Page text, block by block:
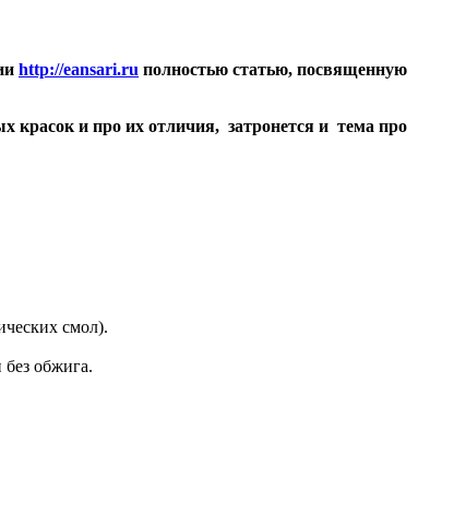
http://eansari.ru полностью статью, посвященную
красок и про их отличия, затронется и тема про
смол).
обжига.